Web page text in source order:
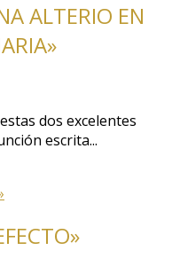
ALTERIO EN
dos excelentes
escrita...